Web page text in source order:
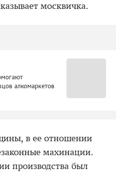
москвичка.
алкомаркетов
в ее отношении
махинации.
производства был